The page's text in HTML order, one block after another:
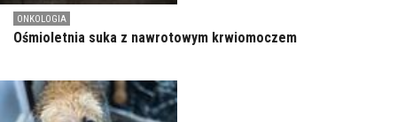
ONKOLOGIA
Ośmioletnia suka z nawrotowym krwiomoczem